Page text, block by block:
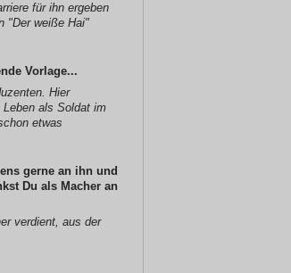
für ihn ergeben
"Der weiße Hai"
Vorlage...
Hier
als Soldat im
etwas
gerne an ihn und
Du als Macher an
verdient, aus der